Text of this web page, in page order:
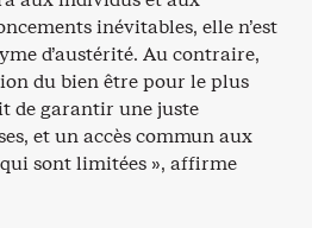
inévitables, elle n’est
d’austérité. Au contraire,
du bien être pour le plus
de garantir une juste
et un accès commun aux
sont limitées », affirme